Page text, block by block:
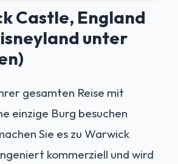
Castle, England
unter
gesamten Reise mit
einzige Burg besuchen
Sie es zu Warwick
kommerziell und wird